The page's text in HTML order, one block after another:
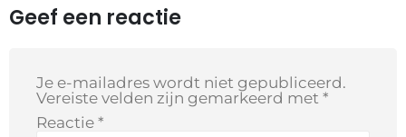
Geef een reactie
Je e-mailadres wordt niet gepubliceerd.
Vereiste velden zijn gemarkeerd met *
Reactie *